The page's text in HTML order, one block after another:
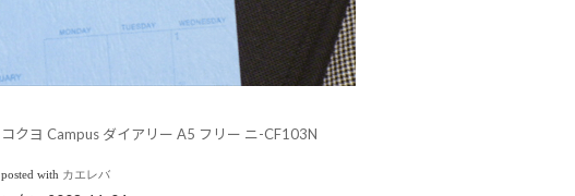
コクヨ Campus ダイアリー A5 フリー ニ-CF103N
posted with カエレバ